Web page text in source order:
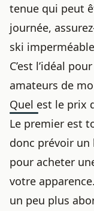
tenue qui peut
journée,
ski
C’est l’idéal
amateurs de
Quel est le prix
Le premier est
donc prévoir un
pour acheter
votre
un peu plus